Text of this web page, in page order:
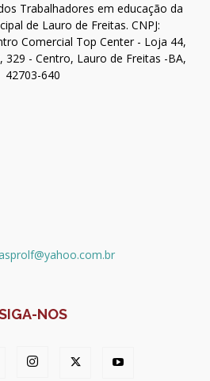
Trabalhadores em educação da
de Lauro de Freitas. CNPJ:
Comercial Top Center - Loja 44,
329 - Centro, Lauro de Freitas -BA,
42703-640
NOS